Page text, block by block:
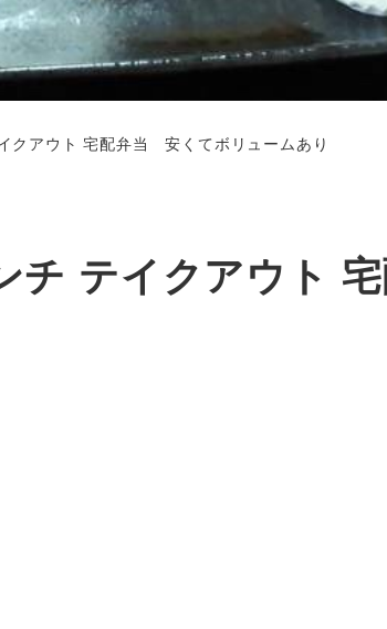
クアウト 宅配弁当 安くてボリュームあり
チ テイクアウト